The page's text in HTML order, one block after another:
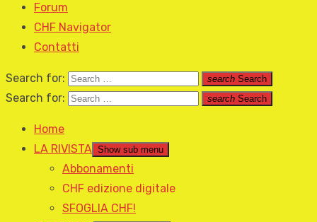
Forum
CHF Navigator
Contatti
Search for: search Search
Search for: search Search
Home
LA RIVISTA Show sub menu
Abbonamenti
CHF edizione digitale
SFOGLIA CHF!